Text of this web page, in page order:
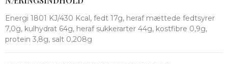
Energi 1801 KJ/430 Kcal, fedt 17g, heraf mættede fedtsyrer
7,0g, kulhydrat 64g, heraf sukkerarter 44g, kostfibre 0,9g,
protein 3,8g, salt 0,208g